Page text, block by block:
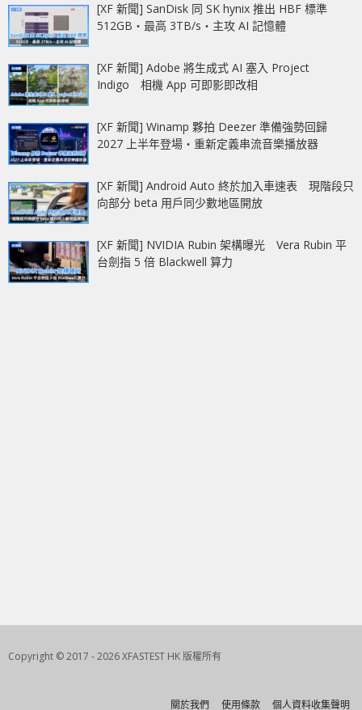
[XF 新聞] SanDisk 同 SK hynix 推出 HBF 標準
512GB‧最高 3TB/s‧主攻 AI 記憶體
[XF 新聞] Adobe 將生成式 AI 塞入 Project
Indigo 相機 App 可即影即改相
[XF 新聞] Winamp 夥拍 Deezer 準備強勢回歸
2027 上半年登場‧重新定義串流音樂播放器
[XF 新聞] Android Auto 終於加入車速表 現階段只
向部分 beta 用戶同少數地區開放
[XF 新聞] NVIDIA Rubin 架構曝光 Vera Rubin 平
台劍指 5 倍 Blackwell 算力
Copyright © 2017 - 2026 XFASTEST HK 版權所有
關於我們 使用條款 個人資料收集聲明